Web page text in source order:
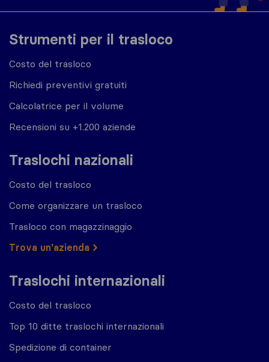
Strumenti per il trasloco
Costo del trasloco
Richiedi preventivi gratuiti
Calcolatrice per il volume
Recensioni su +1.200 aziende
Traslochi nazionali
Costo del trasloco
Come organizzare un trasloco
Trasloco con magazzinaggio
Trova un'azienda
Traslochi internazionali
Costo del trasloco
Top 10 ditte traslochi internazionali
Spedizione di container